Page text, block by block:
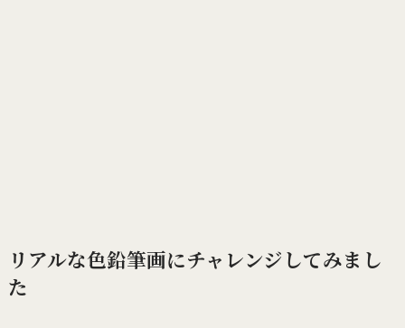
リアルな色鉛筆画にチャレンジしてみまし
た